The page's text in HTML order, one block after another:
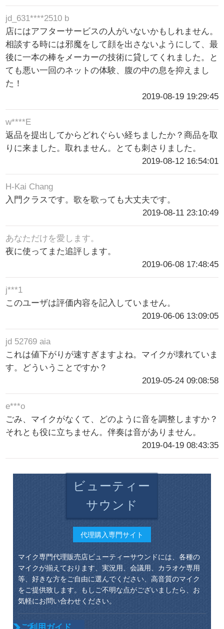
jd_631****2510 b
店にはアフターサービスの人がいないかもしれません。
相談する時には邪魔をして顔を出さないようにして、最
後に一本の棒をメーカーの技術に貸してくれました。と
ても悪い一回のネットの体験、腹の中の息を抑えまし
た！
2019-08-19 19:29:45
w****E
返品を提出してからどれぐらい経ちましたか？商品を取
りに来ました。取れません。とても刺さりました。
2019-08-12 16:54:01
H-Kai Chang
入門クラスです。歌を歌っても大丈夫です。
2019-08-11 23:10:49
あなただけを愛します。
夜に使ってまた追評します。
2019-06-08 17:48:45
j***1
このユーザは評価内容を記入していません。
2019-06-06 13:09:05
jd 52769 aia
これは値下がりが速すぎますよね。マイクが壊れていま
す。どういうことですか？
2019-05-24 09:08:58
e***o
ごみ、マイクがなくて、どのように音を調整しますか？
それとも役に立ちません。伴奏は音がありません。
2019-04-19 08:43:35
ビューティー
サウンド
代理購入専門サイト
マイク専門代理販売店ビューティーサウンドには、各種の
マイクが揃えております、実況用、会議用、カラオケ専用
等、好きな方をご自由に選んでください、高音質のマイク
をご提供致します。もしご不明な点がございましたら、お
気軽にお問い合わせください。
ご利用ガイド